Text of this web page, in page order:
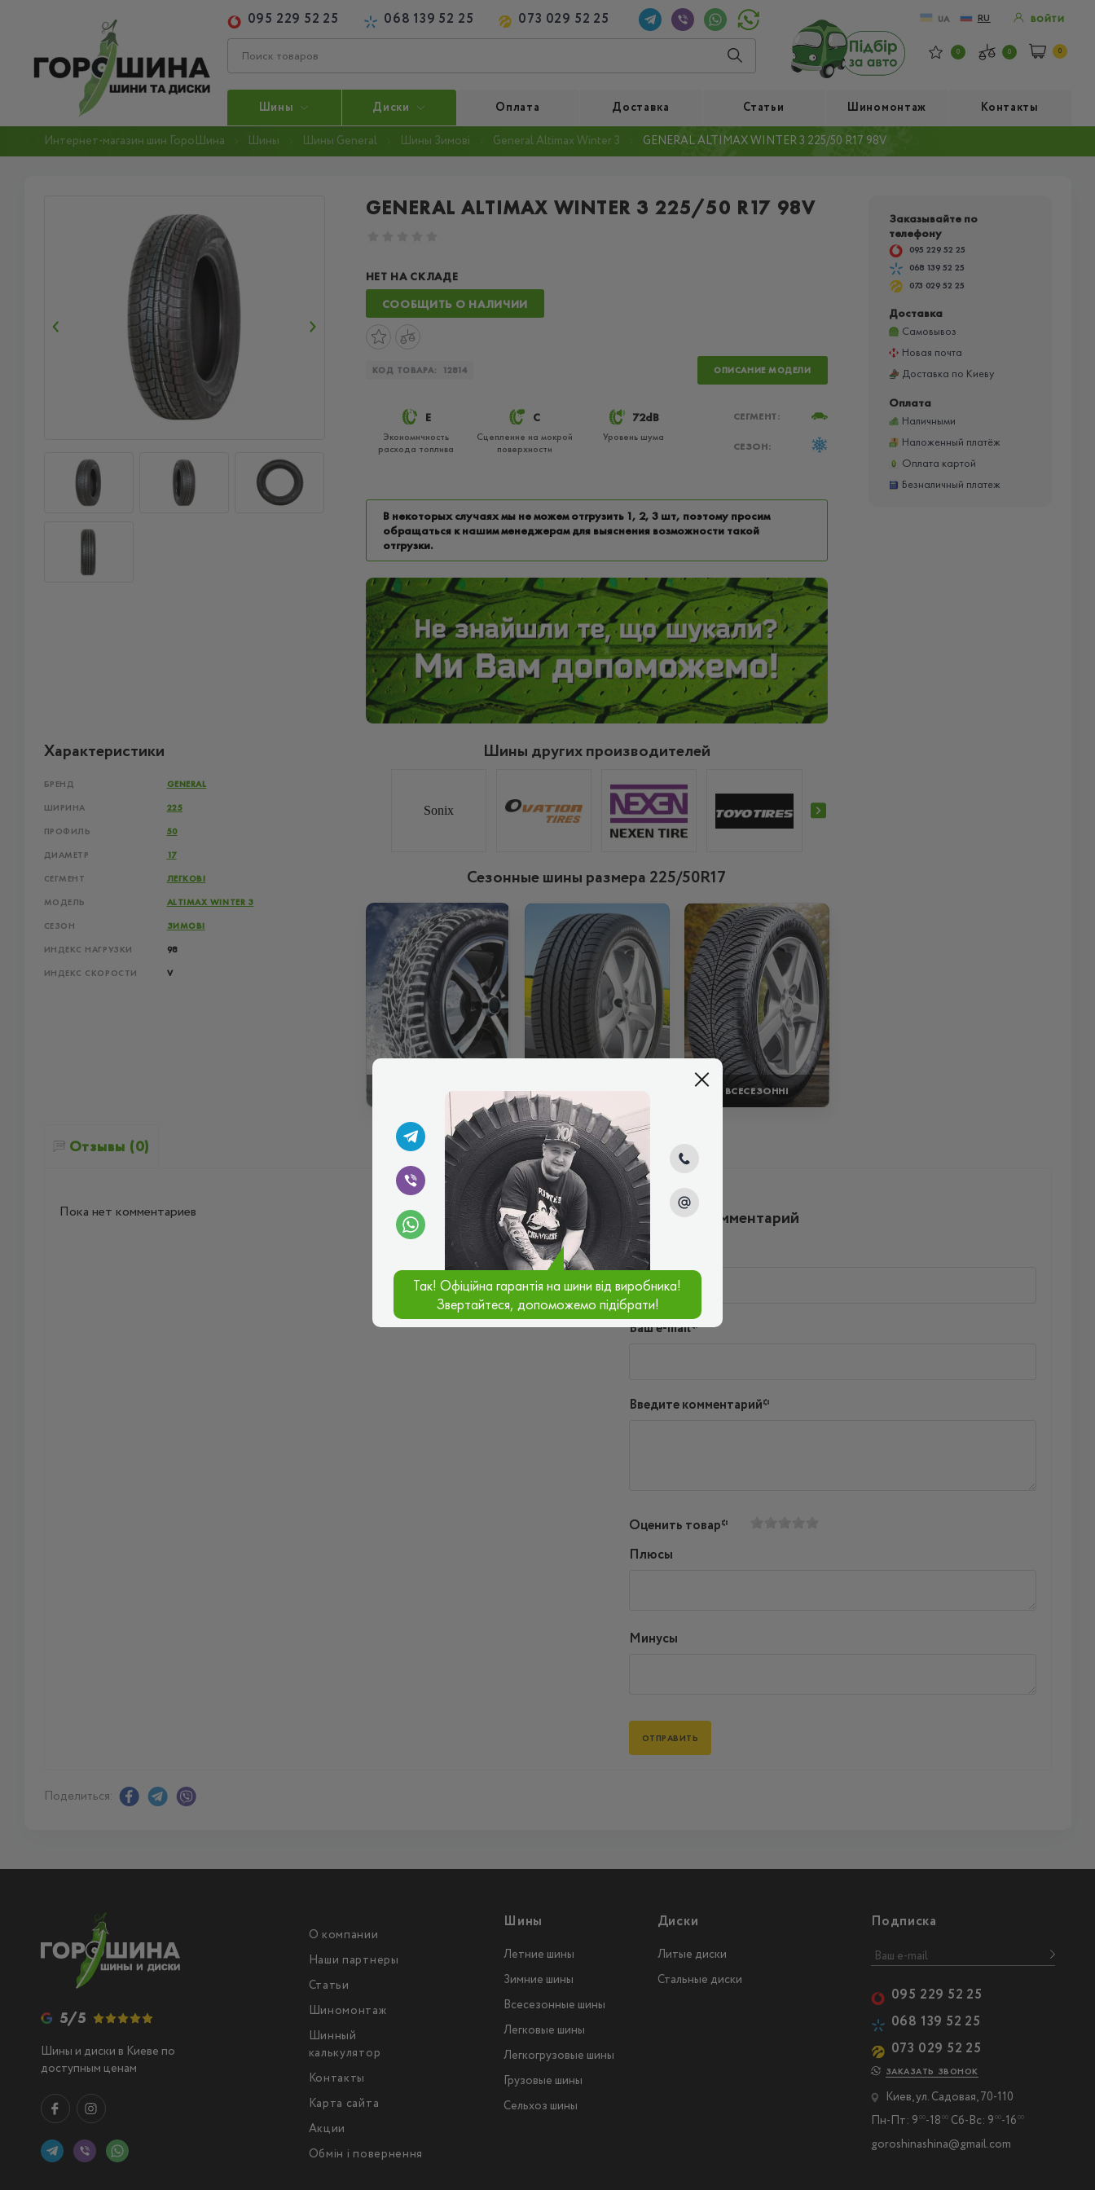
095 229 52 25 068 139 52 25 073 029 52 25 UA RU ВОЙТИ
0 0 0
Шины Диски Оплата Доставка Статьи Шиномонтаж Контакты
Интернет-магазин шин ГороШина Шины Шины General Шины Зимові General Altimax Winter 3 GENERAL ALTIMAX WINTER 3 225/50 R17 98V
GENERAL ALTIMAX WINTER 3 225/50 R17 98V
НЕТ НА СКЛАДЕ
СООБЩИТЬ О НАЛИЧИИ
КОД ТОВАРА: 12814 ОПИСАНИЕ МОДЕЛИ
E
Экономичность
расхода топлива
C
Сцепление на мокрой
поверхности
72dB
Уровень шума
СЕГМЕНТ:
СЕЗОН:
В некоторых случаях мы не можем отгрузить 1, 2, 3 шт, поэтому просим
обращаться к нашим менеджерам для выяснения возможности такой
отгрузки.
Заказывайте по
телефону
095 229 52 25
068 139 52 25
073 029 52 25
Доставка
Самовывоз
Новая почта
Доставка по Киеву
Оплата
Наличными
Наложенный платёж
Оплата картой
Безналичный платеж
Характеристики
БРЕНД GENERAL
ШИРИНА 225
ПРОФИЛЬ 50
ДИАМЕТР 17
СЕГМЕНТ ЛЕГКОВІ
МОДЕЛЬ ALTIMAX WINTER 3
СЕЗОН ЗИМОВІ
ИНДЕКС НАГРУЗКИ 98
ИНДЕКС СКОРОСТИ V
Шины других производителей
Sonix
Сезонные шины размера 225/50R17
ЗИМОВІ ВСЕСЕЗОННІ
Отзывы (0)
Пока нет комментариев Написать комментарий
Имя*
Ваш e-mail*
Введите комментарий*
Оценить товар*
Плюсы
Минусы
Поделиться:
5/5
Шины и диски в Киеве по
доступным ценам
О компании
Наши партнеры
Статьи
Шиномонтаж
Шинный
калькулятор
Контакты
Карта сайта
Акции
Обмін і повернення
Шины
Летние шины
Зимние шины
Всесезонные шины
Легковые шины
Легкогрузовые шины
Грузовые шины
Сельхоз шины
Диски
Литые диски
Стальные диски
Подписка
095 229 52 25
068 139 52 25
073 029 52 25
ЗАКАЗАТЬ ЗВОНОК
Киев, ул. Садовая, 70-110
Пн-Пт: 9 00-18 00Сб-Вс: 9 00-16 00
goroshinashina@gmail.com
Так! Офіційна гарантія на шини від виробника!
Звертайтеся, допоможемо підібрати!